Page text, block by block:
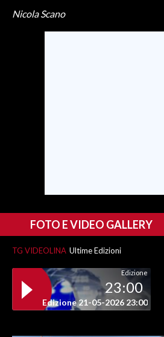
ANNUNCI
NECROLOGI
PUBBLICITÀ
SPIAGGE
STORE
Nicola Scano
FOTO E VIDEO GALLERY
TG VIDEOLINA Ultime Edizioni
Edizione
23:00
Edizione 21-05-2026 23:00